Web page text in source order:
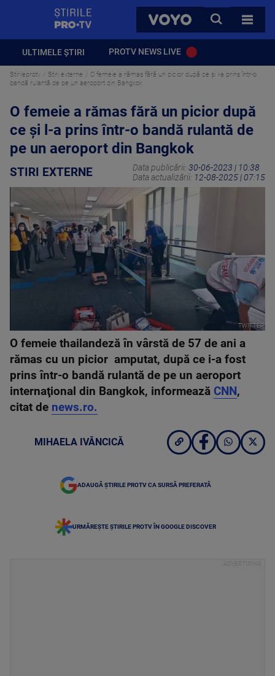
VOYO
CAUTA
TOATE
ULTIMELE ȘTIRI PROTV NEWS LIVE
Stirileprotv Stiri externe
O femeie a rămas fără un picior după ce şi l-a prins într-o
bandă rulantă de pe un aeroport din Bangkok
O femeie a rămas fără un picior după
ce şi l-a prins într-o bandă rulantă de
pe un aeroport din Bangkok
STIRI EXTERNE Data publicării: 30-06-2023 | 10:38
Data actualizării: 12-08-2025 | 07:15
TWITTER
O femeie thailandeză în vârstă de 57 de ani a
rămas cu un picior amputat, după ce i-a fost
prins într-o bandă rulantă de pe un aeroport
internaţional din Bangkok, informează CNN,
citat de news.ro.
MIHAELA IVĂNCICĂ
ADAUGĂ ȘTIRILE PROTV CA SURSĂ PREFERATĂ
URMĂREȘTE ȘTIRILE PROTV ÎN GOOGLE DISCOVER